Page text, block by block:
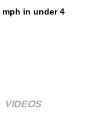
mph in under 4
VIDEOS